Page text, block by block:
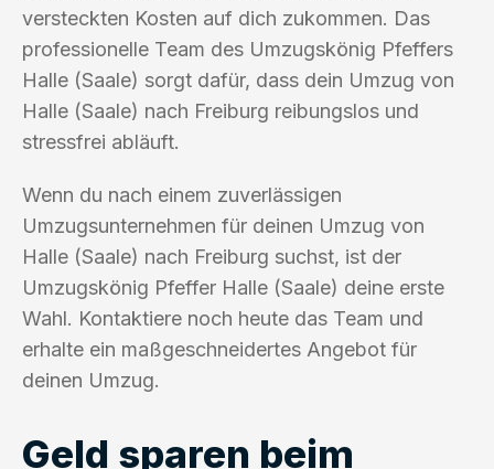
versteckten Kosten auf dich zukommen. Das
professionelle Team des Umzugskönig Pfeffers
Halle (Saale) sorgt dafür, dass dein Umzug von
Halle (Saale) nach Freiburg reibungslos und
stressfrei abläuft.
Wenn du nach einem zuverlässigen
Umzugsunternehmen für deinen Umzug von
Halle (Saale) nach Freiburg suchst, ist der
Umzugskönig Pfeffer Halle (Saale) deine erste
Wahl. Kontaktiere noch heute das Team und
erhalte ein maßgeschneidertes Angebot für
deinen Umzug.
Geld sparen beim